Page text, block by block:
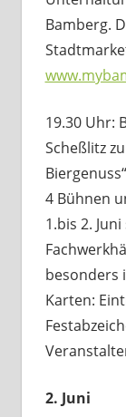
Bamberg.
19.30 Uhr:
Scheßlitz
4 Bühnen
1.bis 2.
besonders
Karten:
2. Juni